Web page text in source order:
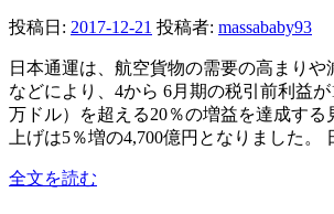
投稿日: 2017-12-21 投稿者: massababy93
日本通運は、航空貨物の需要の高まりや
などにより、4から 6月期の税引前利益が
万ドル）を超える20％の増益を達成する
上げは5％増の4,700億円となりました。
全文を読む